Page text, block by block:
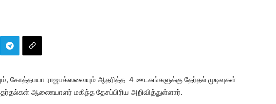
கோத்தபயா ராஜபக்ஸவையும் ஆதரித்த 4 ஊடகங்களுக்கு தேர்தல் முடிவுகள்
ஆணையாளர் மகிந்த தேசப்பிரிய அறிவித்துள்ளார்.